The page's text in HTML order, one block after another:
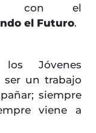
con el
el Futuro.
Jóvenes
ser un trabajo
siempre
viene a